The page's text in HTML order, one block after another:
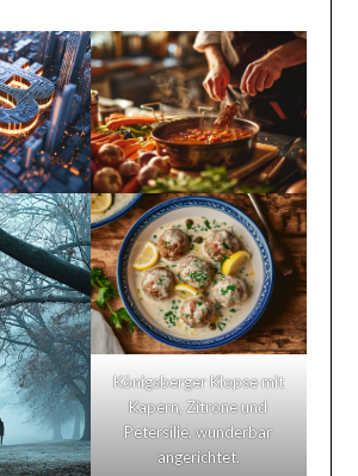
Königsberger Klopse mit
Kapern, Zitrone und
Petersilie, wunderbar
angerichtet.